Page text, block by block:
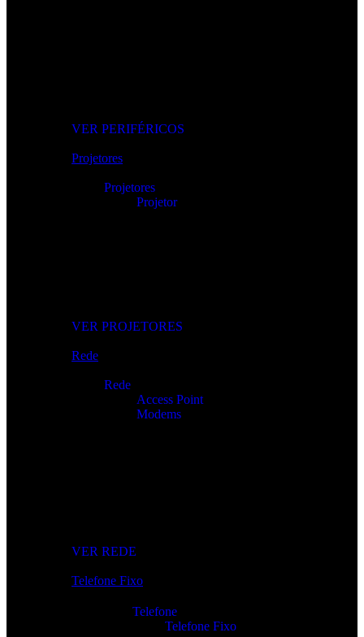
VER PERIFÉRICOS
Projetores
Projetores
Projetor
VER PROJETORES
Rede
Rede
Access Point
Modems
VER REDE
Telefone Fixo
Telefone
Telefone Fixo